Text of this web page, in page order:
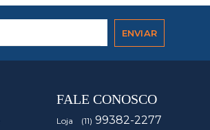
FALE CONOSCO
Loja (11) 99382-2277